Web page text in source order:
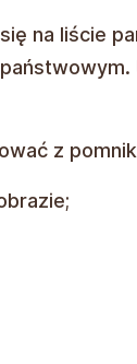
się na liście
z